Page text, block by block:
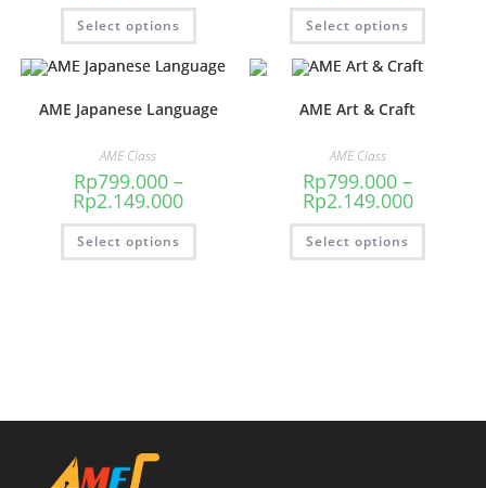
Select options Select options
AME Japanese Language
AME Class
Rp799.000 –
Rp2.149.000
Select options
AME Art & Craft
AME Class
Rp799.000 –
Rp2.149.000
Select options